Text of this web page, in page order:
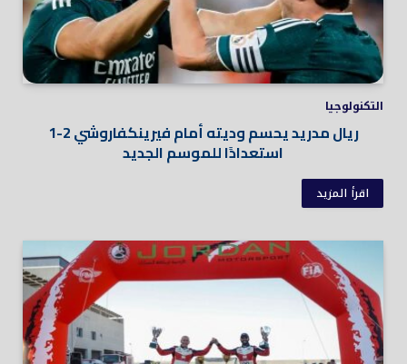
التكنولوجيا
ريال مدريد يحسم وديته أمام فيرينكفاروشي 2-1
استعدادًا للموسم الجديد
اقرأ المزيد